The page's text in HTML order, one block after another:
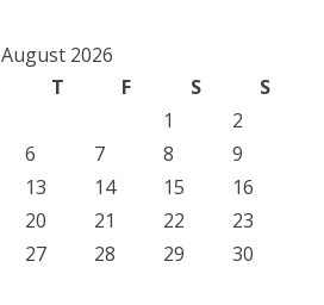
August 2026
T F S
S
1
2
6 7 8
9
13 14 15
16
20 21 22
23
27 28 29
30